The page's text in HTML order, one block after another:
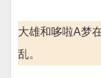
大雄和哆啦A梦
乱。